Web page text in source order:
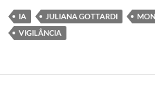
IA JULIANA GOTTARDI
VIGILÂNCIA